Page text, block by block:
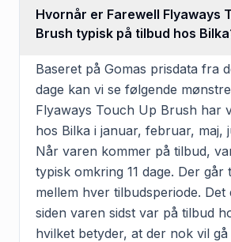
Hvornår er Farewell Flyaways
Brush typisk på tilbud hos
Baseret på Gomas prisdata fra
dage kan vi se følgende
Flyaways Touch Up Brush har
hos Bilka i januar, februar, maj,
Når varen kommer på tilbud,
typisk omkring 11 dage. Der går
mellem hver tilbudsperiode. Det
siden varen sidst var på tilbud
hvilket betyder, at der nok vil